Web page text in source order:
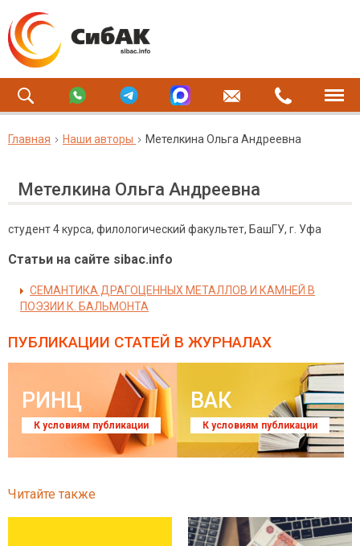
Главная Наши авторы Метелкина Ольга Андреевна
Метелкина Ольга Андреевна
студент 4 курса, филологический факультет, БашГУ, г. Уфа
Статьи на сайте sibac.info
СЕМАНТИКА ДРАГОЦЕННЫХ МЕТАЛЛОВ И КАМНЕЙ В
ПОЭЗИИ К. БАЛЬМОНТА
ПУБЛИКАЦИИ СТАТЕЙ В ЖУРНАЛАХ
РИНЦ
К условиям публикации
ВАК
К условиям публикации
Читайте также